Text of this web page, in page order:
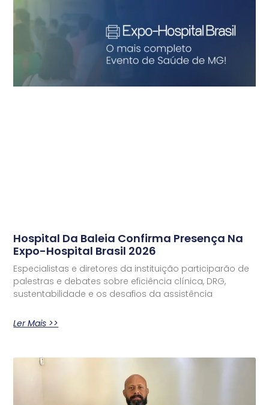
Hospital Da Baleia Confirma Presença Na
Expo-Hospital Brasil 2026
Especialistas e diretores da instituição participarão de
palestras e debates sobre eficiência clínica, DRG,
sustentabilidade e os desafios da assistência
Ler Mais >>